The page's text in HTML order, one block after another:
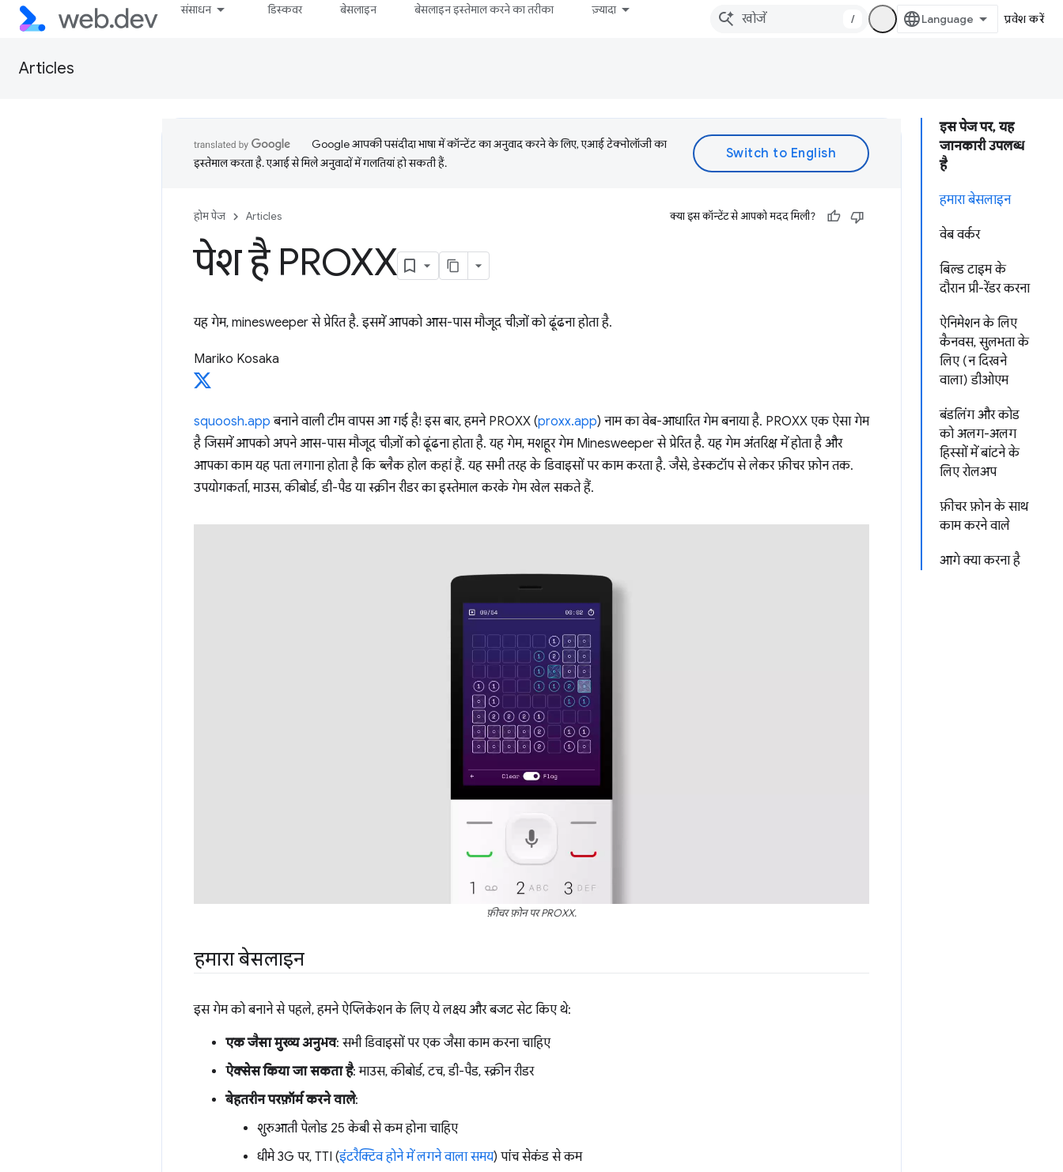
संसाधन डिस्कवर बेसलाइन बेसलाइन इस्तेमाल करने का तरीका ज़्यादा
/ प्रवेश करें
Articles
इस पेज पर, यह
जानकारी उपलब्ध
है
हमारा बेसलाइन
वेब वर्कर
बिल्ड टाइम के
दौरान प्री-रेंडर करना
ऐनिमेशन के लिए
कैनवस, सुलभता के
लिए (न दिखने
वाला) डीओएम
बंडलिंग और कोड
को अलग-अलग
हिस्सों में बांटने के
लिए रोलअप
फ़ीचर फ़ोन के साथ
काम करने वाले
आगे क्या करना है
Google आपकी पसंदीदा भाषा में कॉन्टेंट का अनुवाद करने के लिए, एआई टेक्नोलॉजी का
इस्तेमाल करता है. एआई से मिले अनुवादों में गलतियां हो सकती हैं.
होम पेज Articles क्या इस कॉन्टेंट से आपको मदद मिली?
पेश है PROXX
यह गेम, minesweeper से प्रेरित है. इसमें आपको आस-पास मौजूद चीज़ों को ढूंढना होता है.
Mariko Kosaka
squoosh.app बनाने वाली टीम वापस आ गई है! इस बार, हमने PROXX (proxx.app) नाम का वेब-आधारित गेम बनाया है. PROXX एक ऐसा गेम
है जिसमें आपको अपने आस-पास मौजूद चीज़ों को ढूंढना होता है. यह गेम, मशहूर गेम Minesweeper से प्रेरित है. यह गेम अंतरिक्ष में होता है और
आपका काम यह पता लगाना होता है कि ब्लैक होल कहां हैं. यह सभी तरह के डिवाइसों पर काम करता है. जैसे, डेस्कटॉप से लेकर फ़ीचर फ़ोन तक.
उपयोगकर्ता, माउस, कीबोर्ड, डी-पैड या स्क्रीन रीडर का इस्तेमाल करके गेम खेल सकते हैं.
फ़ीचर फ़ोन पर PROXX.
हमारा बेसलाइन
इस गेम को बनाने से पहले, हमने ऐप्लिकेशन के लिए ये लक्ष्य और बजट सेट किए थे:
एक जैसा मुख्य अनुभव: सभी डिवाइसों पर एक जैसा काम करना चाहिए
ऐक्सेस किया जा सकता है: माउस, कीबोर्ड, टच, डी-पैड, स्क्रीन रीडर
बेहतरीन परफ़ॉर्म करने वाले:
शुरुआती पेलोड 25 केबी से कम होना चाहिए
धीमे 3G पर, TTI (इंटरैक्टिव होने में लगने वाला समय) पांच सेकंड से कम